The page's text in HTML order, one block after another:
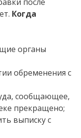
Когда
органы
обременения с
сообщающее,
прекращено;
выписку с